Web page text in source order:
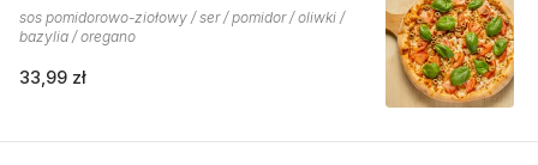
sos pomidorowo-ziołowy / ser / pomidor / oliwki /
bazylia / oregano
33,99 zł